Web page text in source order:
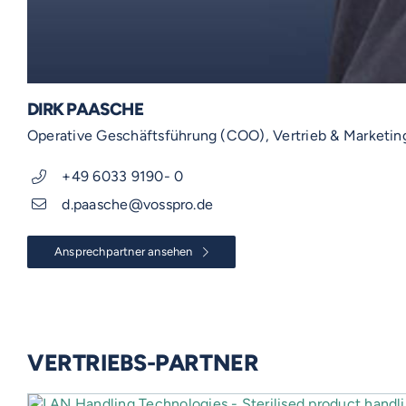
DIRK PAASCHE
Operative Geschäftsführung (COO), Vertrieb &
+49 6033 9190- 0
d.paasche@vosspro.de
Ansprechpartner ansehen
VERTRIEBS-PARTNER